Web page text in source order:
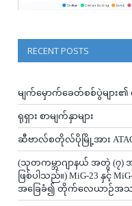
RECENT POSTS
မျက်မှောက်ခေတ်စစ်ပွဲများ
ရုရှား စာမျက်နှာများ
ဆီဗာလ်စတိုလ်ပိုမြို့အား
(သုတကမ္ဘာဂျာနယ် အတွဲ (၇) အ
ဖြစ်ပါသည်။) MiG-23 နှင့်
အခြေခံ၍ တိုက်လေယာဉ်အသစ်